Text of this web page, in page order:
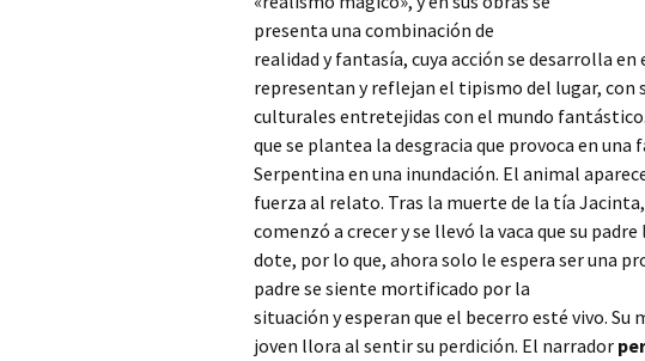
presenta una combinación de
realidad y fantasía, cuya acción se desarrolla en
representan y reflejan el tipismo del lugar, con
culturales entretejidas con el mundo fantástico.
que se plantea la desgracia que provoca en una
Serpentina en una inundación. El animal
fuerza al relato. Tras la muerte de la tía
comenzó a crecer y se llevó la vaca que su
dote, por lo que, ahora solo le espera ser una
padre se siente mortificado por la
situación y esperan que el becerro esté vivo. Su
joven llora al sentir su perdición. El narrador